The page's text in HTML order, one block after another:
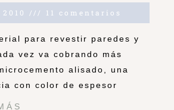
11 comentarios
para revestir paredes y
vez va cobrando más
alisado, una
con color de espesor